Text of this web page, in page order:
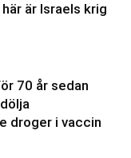
är Israels krig
70 år sedan
droger i vaccin